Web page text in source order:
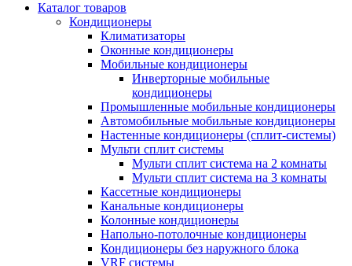
Каталог товаров
Кондиционеры
Климатизаторы
Оконные кондиционеры
Мобильные кондиционеры
Инверторные мобильные
кондиционеры
Промышленные мобильные кондиционеры
Автомобильные мобильные кондиционеры
Настенные кондиционеры (сплит-системы)
Мульти сплит системы
Мульти сплит система на 2 комнаты
Мульти сплит система на 3 комнаты
Кассетные кондиционеры
Канальные кондиционеры
Колонные кондиционеры
Напольно-потолочные кондиционеры
Кондиционеры без наружного блока
VRF системы